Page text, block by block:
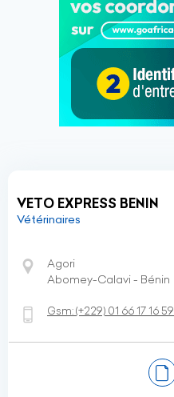
VETO EXPRESS BENIN
Vétérinaires
Agori
Abomey-Calavi - Bénin
Gsm:(+229) 01 66 17 16 59